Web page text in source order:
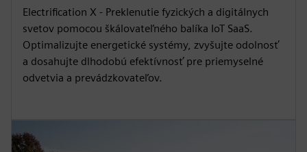
Electrification X - Preklenutie fyzických a digitálnych
svetov pomocou škálovateľného balíka IoT SaaS.
Optimalizujte energetické systémy, zvyšujte odolnosť
a dosahujte dlhodobú efektívnosť pre priemyselné
odvetvia a prevádzkovateľov.